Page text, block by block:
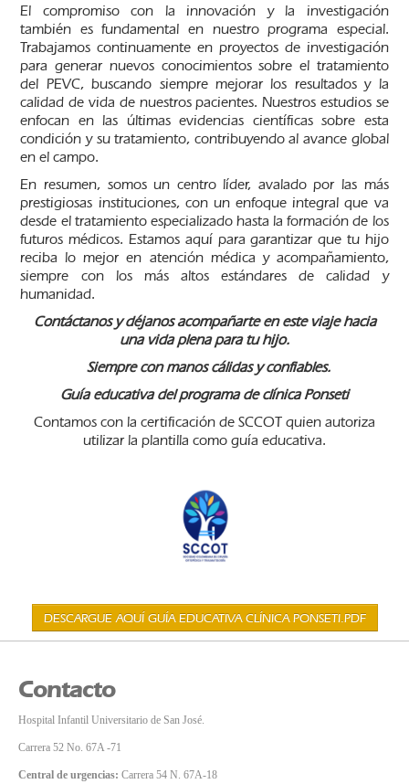
El compromiso con la innovación y la investigación
también es fundamental en nuestro programa especial.
Trabajamos continuamente en proyectos de investigación
para generar nuevos conocimientos sobre el tratamiento
del PEVC, buscando siempre mejorar los resultados y la
calidad de vida de nuestros pacientes. Nuestros estudios se
enfocan en las últimas evidencias científicas sobre esta
condición y su tratamiento, contribuyendo al avance global
en el campo.
En resumen, somos un centro líder, avalado por las más
prestigiosas instituciones, con un enfoque integral que va
desde el tratamiento especializado hasta la formación de los
futuros médicos. Estamos aquí para garantizar que tu hijo
reciba lo mejor en atención médica y acompañamiento,
siempre con los más altos estándares de calidad y
humanidad.
Contáctanos y déjanos acompañarte en este viaje hacia
una vida plena para tu hijo.
Siempre con manos cálidas y confiables.
Guía educativa del programa de clínica Ponseti
Contamos con la certificación de SCCOT quien autoriza
utilizar la plantilla como guía educativa.
DESCARGUE AQUÍ GUÍA EDUCATIVA CLÍNICA PONSETI.PDF
Contacto
Hospital Infantil Universitario de San José.
Carrera 52 No. 67A -71
Central de urgencias: Carrera 54 N. 67A-18